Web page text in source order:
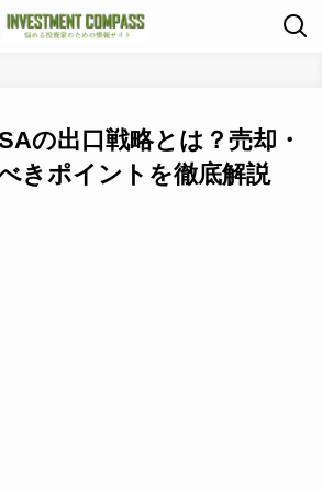
の出口戦略とは？売却・
きポイントを徹底解説